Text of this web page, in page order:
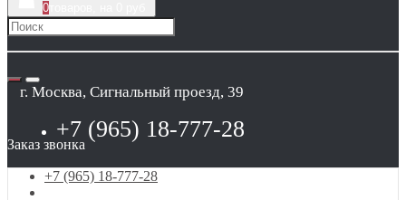
0
г. Москва, Сигнальный проезд, 39
+7 (965) 18-777-28
Заказ звонка
+7 (965) 18-777-28